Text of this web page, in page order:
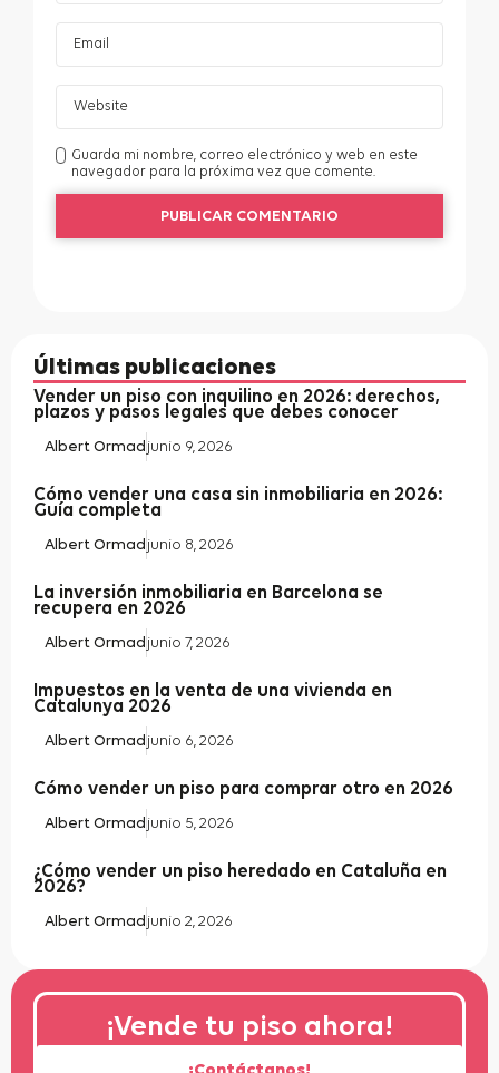
Guarda mi nombre, correo electrónico y web en este
navegador para la próxima vez que comente.
Últimas publicaciones
Vender un piso con inquilino en 2026: derechos,
plazos y pasos legales que debes conocer
Albert Ormad junio 9, 2026
Cómo vender una casa sin inmobiliaria en 2026:
Guía completa
Albert Ormad junio 8, 2026
La inversión inmobiliaria en Barcelona se
recupera en 2026
Albert Ormad junio 7, 2026
Impuestos en la venta de una vivienda en
Catalunya 2026
Albert Ormad junio 6, 2026
Cómo vender un piso para comprar otro en 2026
Albert Ormad junio 5, 2026
¿Cómo vender un piso heredado en Cataluña en
2026?
Albert Ormad junio 2, 2026
¡Vende tu piso ahora!